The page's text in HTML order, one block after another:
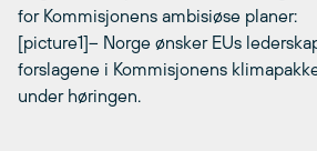
for Kommisjonens ambisiøse planer:
[picture1]– Norge ønsker EUs
forslagene i Kommisjonens
under høringen.